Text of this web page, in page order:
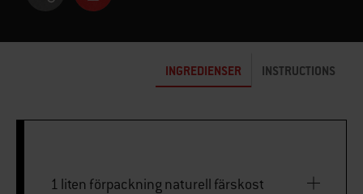
INGREDIENSER INSTRUCTIONS
1 liten förpackning naturell färskost